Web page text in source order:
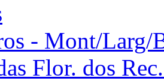
- Mont/Larg/
Flor. dos